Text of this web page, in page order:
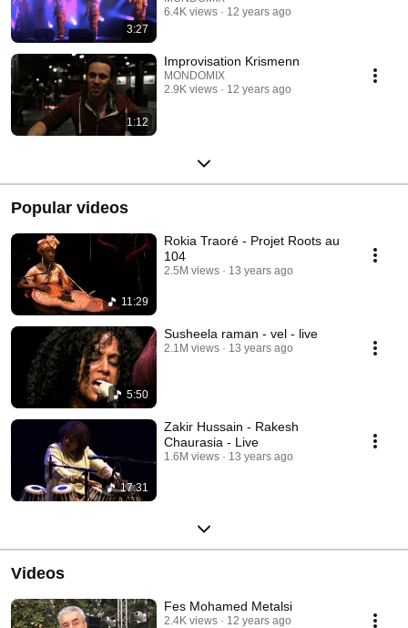
3:27
6.4K views
12 years ago
1:12
Improvisation Krismenn
MONDOMIX
2.9K views
12 years ago
Popular videos
11:29
Rokia Traoré - Projet Roots au
104
2.5M views 13 years ago
5:50
Susheela raman - vel - live
2.1M views 13 years ago
17:31
Zakir Hussain - Rakesh
Chaurasia - Live
1.6M views 13 years ago
Videos
Fes Mohamed Metalsi
2.4K views 12 years ago